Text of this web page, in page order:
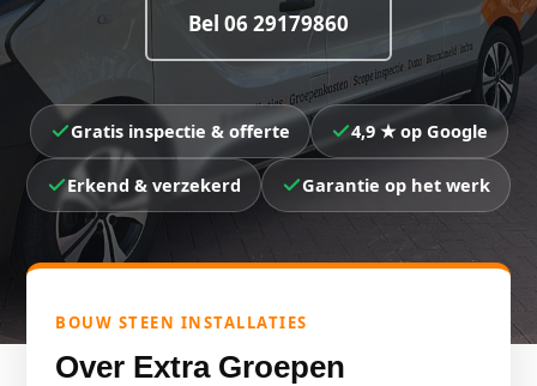
Bel 06 29179860
Gratis inspectie & offerte 4,9 ★ op Google
Erkend & verzekerd Garantie op het werk
BOUW STEEN INSTALLATIES
Over Extra Groepen